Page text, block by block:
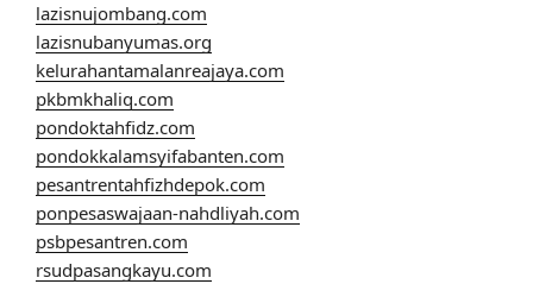
lazisnujombang.com
lazisnubanyumas.org
kelurahantamalanreajaya.com
pkbmkhaliq.com
pondoktahfidz.com
pondokkalamsyifabanten.com
pesantrentahfizhdepok.com
ponpesaswajaan-nahdliyah.com
psbpesantren.com
rsudpasangkayu.com